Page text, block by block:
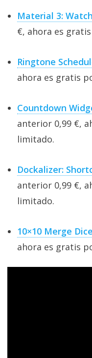
Material 3:
€, ahora es
Ringtone
ahora es gratis
Countdown
anterior 0,99 €,
limitado.
Dockalizer:
anterior 0,99 €,
limitado.
10×10 Merge Dice
ahora es gratis